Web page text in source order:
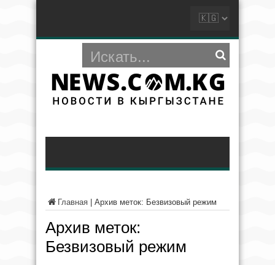
Главная Архив меток: Безвизовый режим
Архив меток:
Безвизовый режим